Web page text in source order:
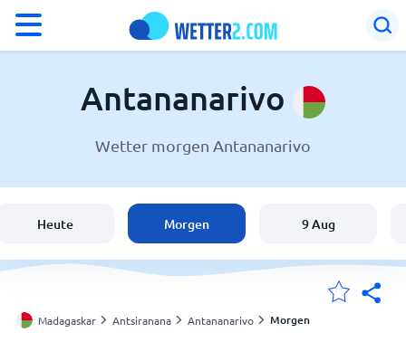
Wetter in Antananarivo
Schweiz
Deutschland
Antananarivo
Wetter morgen Antananarivo
Heute Morgen 9 Aug
Madagaskar Antsiranana Antananarivo Morgen